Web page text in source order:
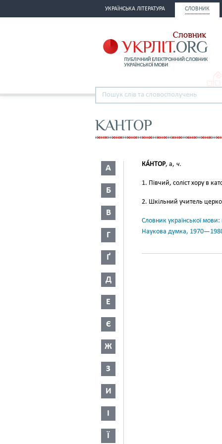
УКРАЇНСЬКА ЛІТЕРАТУРА СЛОВНИК
КАНТОР
А
Б
В
Г
Ґ
Д
Е
Є
Ж
З
И
І
Ї
КА́НТОР, а, ч.
1. Півчий, соліст хору в
2. Шкільний учитель
Словник української
Наукова думка,